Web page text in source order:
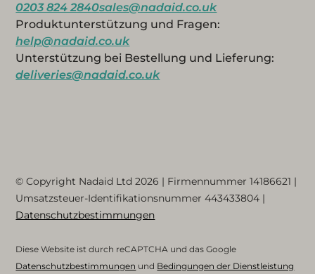
0203 824 2840sales@nadaid.co.uk
Produktunterstützung und Fragen:
help@nadaid.co.uk
Unterstützung bei Bestellung und Lieferung:
deliveries@nadaid.co.uk
© Copyright Nadaid Ltd 2026 | Firmennummer14186621 |
Umsatzsteuer-Identifikationsnummer443433804 |
Datenschutzbestimmungen
Diese Website ist durch reCAPTCHA und das Google
Datenschutzbestimmungen und Bedingungen der Dienstleistung